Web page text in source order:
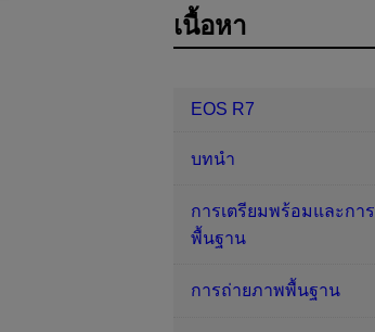
เนื้อหา
EOS R7
บทนำ
การเตรียมพร้อมและกา
พื้นฐาน
การถ่ายภาพพื้นฐาน